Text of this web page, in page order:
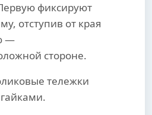
фиксируют
отступив от края
—
стороне.
тележки